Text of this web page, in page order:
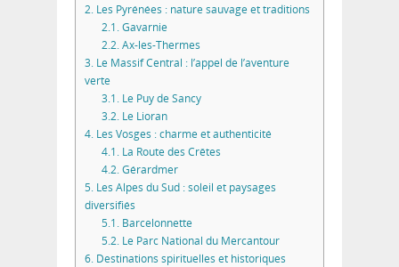
2. Les Pyrénées : nature sauvage et traditions
2.1.Gavarnie
2.2.Ax-les-Thermes
3. Le Massif Central : l’appel de l’aventure
verte
3.1.Le Puy de Sancy
3.2.Le Lioran
4. Les Vosges : charme et authenticité
4.1.La Route des Crêtes
4.2.Gérardmer
5. Les Alpes du Sud : soleil et paysages
diversifiés
5.1.Barcelonnette
5.2.Le Parc National du Mercantour
6. Destinations spirituelles et historiques